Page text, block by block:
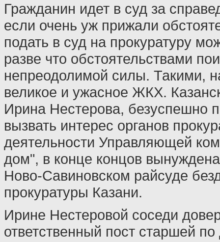
Гражданин идет в суд за
если очень уж прижали
подать в суд на прокуратуру
разве что обстоятельствами
непреодолимой силы. Такими,
великое и ужасное ЖКХ.
Ирина Нестерова, безуспешно
вызвать интерес органов
деятельности Управляющей
дом", в конце концов
Ново-Савиновском райсуде
прокуратуры Казани.
Ирине Нестеровой соседи
ответственный пост старшей